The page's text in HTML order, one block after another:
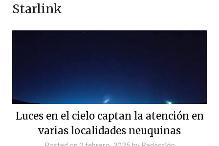
Starlink
Luces en el cielo captan la atención en
varias localidades neuquinas